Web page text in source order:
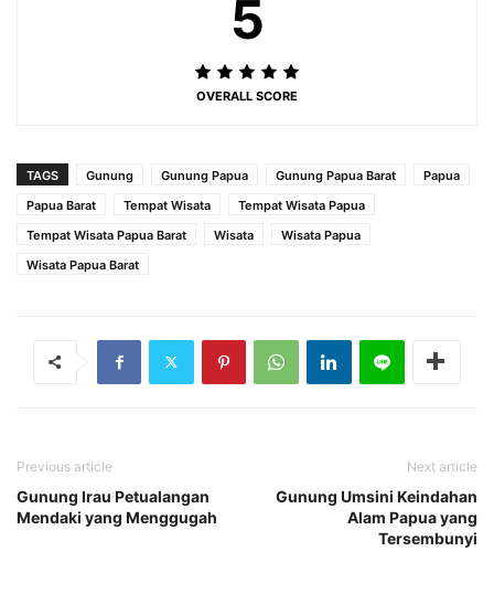
5
OVERALL SCORE
TAGS Gunung Gunung Papua Gunung Papua Barat
Papua
Papua Barat
Tempat Wisata
Tempat Wisata Papua
Tempat Wisata Papua Barat
Wisata
Wisata Papua
Wisata Papua Barat
Previous article
Gunung Irau Petualangan
Mendaki yang Menggugah
Next article
Gunung Umsini Keindahan
Alam Papua yang
Tersembunyi